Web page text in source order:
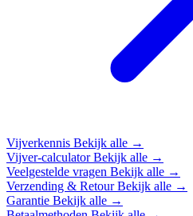
Vijverkennis Bekijk alle →
Vijver-calculatorBekijk alle →
Veelgestelde vragen Bekijk alle →
Verzending & RetourBekijk alle →
Garantie Bekijk alle →